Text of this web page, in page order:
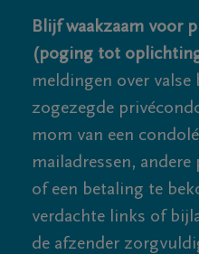
Blijf waakzaam voor
(poging tot
meldingen over valse
zogezegde
mom van een
mailadressen, andere
of een betaling te
verdachte links of
de afzender